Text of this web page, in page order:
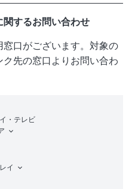
関するお問い合わせ
窓口がございます。対象の
先の窓口よりお問い合わ
・テレビ
イ